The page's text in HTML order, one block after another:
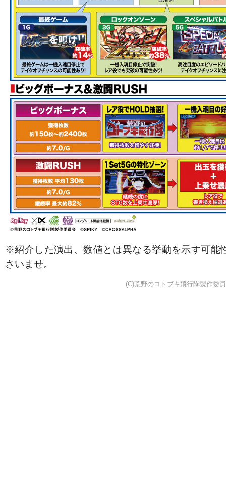
※紹介した演出、数値とは異なる挙動を示す可能
さいませ。
(C)荒野のコトブキ飛行隊製作